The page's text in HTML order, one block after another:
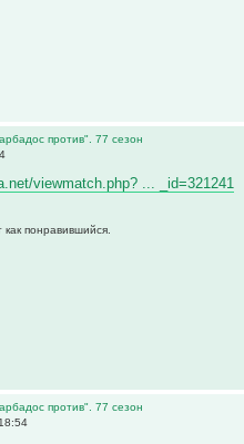
против". 77 сезон
viewmatch.php? ... _id=321241
как понравившийся.
против". 77 сезон